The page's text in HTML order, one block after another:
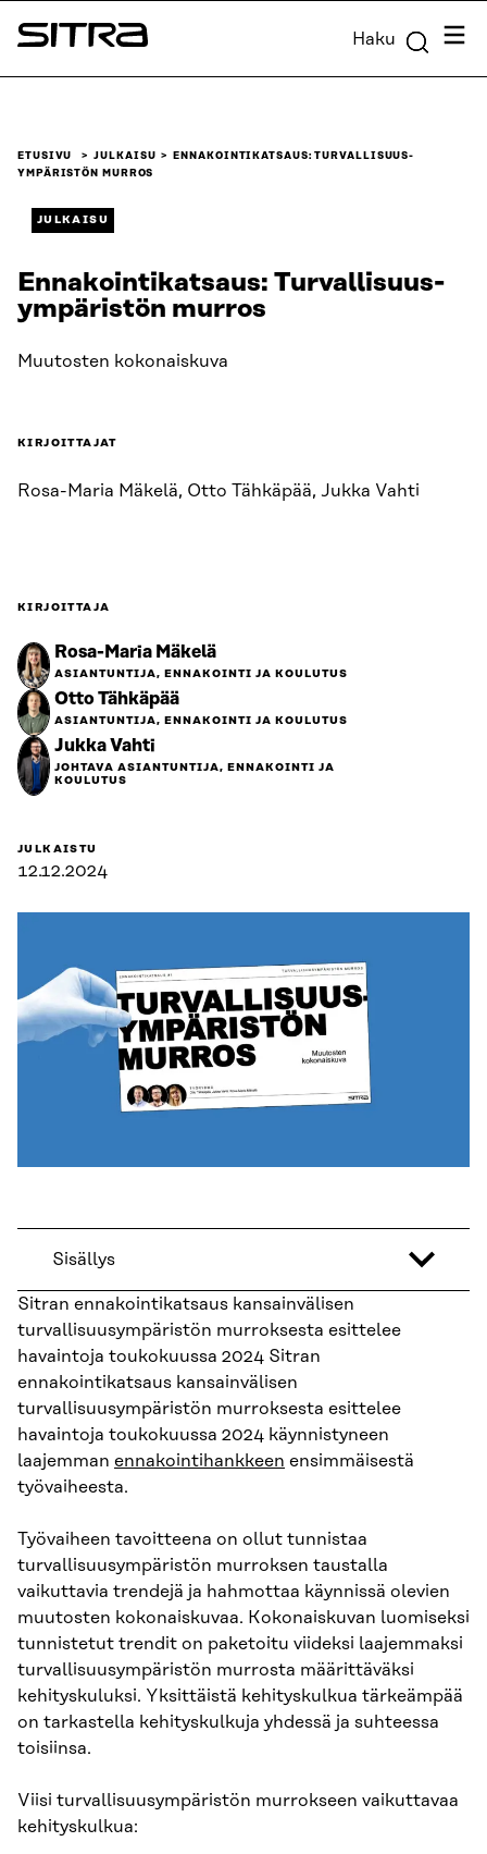
Siirry
suoraan
Sitra Haku
ETUSIVU JULKAISU
ENNAKOINTIKATSAUS: TURVALLISUUS­
YMPÄRISTÖN MURROS
JULKAISU
Ennakointikatsaus: Turvallisuus­
ympäristön murros
Muutosten kokonaiskuva
KIRJOITTAJAT
Rosa-Maria Mäkelä, Otto Tähkäpää, Jukka Vahti
KIRJOITTAJA
Rosa-Maria Mäkelä
ASIANTUNTIJA, ENNAKOINTI JA KOULUTUS
Otto Tähkäpää
ASIANTUNTIJA, ENNAKOINTI JA KOULUTUS
Jukka Vahti
JOHTAVA ASIANTUNTIJA, ENNAKOINTI JA
KOULUTUS
JULKAISTU
12.12.2024
Sisällys
Sitran ennakointikatsaus kansainvälisen
turvallisuusympäristön murroksesta esittelee
havaintoja toukokuussa 2024 Sitran
ennakointikatsaus kansainvälisen
turvallisuusympäristön murroksesta esittelee
havaintoja toukokuussa 2024 käynnistyneen
laajemman ennakointihankkeen ensimmäisestä
työvaiheesta.
Työvaiheen tavoitteena on ollut tunnistaa
turvallisuusympäristön murroksen taustalla
vaikuttavia trendejä ja hahmottaa käynnissä olevien
muutosten kokonaiskuvaa. Kokonaiskuvan luomiseksi
tunnistetut trendit on paketoitu viideksi laajemmaksi
turvallisuusympäristön murrosta määrittäväksi
kehityskuluksi. Yksittäistä kehityskulkua tärkeämpää
on tarkastella kehityskulkuja yhdessä ja suhteessa
toisiinsa.
Viisi turvallisuusympäristön murrokseen vaikuttavaa
kehityskulkua: